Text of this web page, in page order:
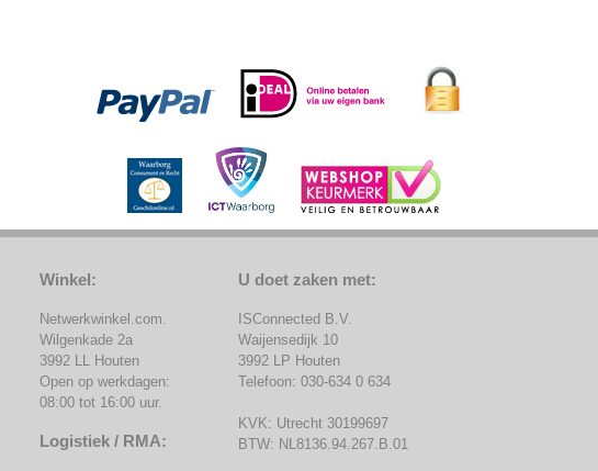
Winkel:
Netwerkwinkel.com.
Wilgenkade 2a
3992 LL Houten
Open op werkdagen:
08:00 tot 16:00 uur.
Logistiek / RMA:
U doet zaken met:
ISConnected B.V.
Waijensedijk 10
3992 LP Houten
Telefoon: 030-634 0 634
KVK: Utrecht 30199697
BTW: NL8136.94.267.B.01